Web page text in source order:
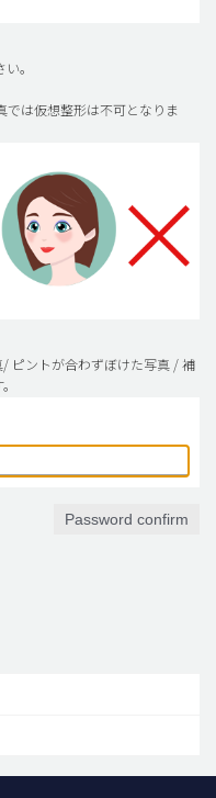
。
は仮想整形は不可となりま
ピントが合わずぼけた写真 / 補
Password confirm